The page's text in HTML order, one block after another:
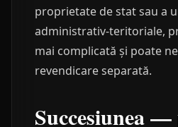
proprietate de stat sau a
administrativ-teritoriale,
mai complicată și poate
revendicare separată.
Succesiunea